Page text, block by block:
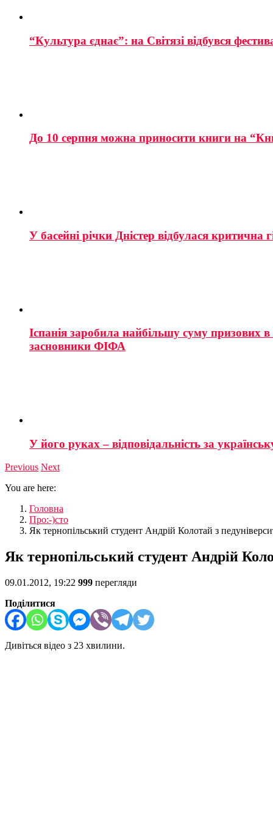
“Культура єднає”: на Світязі відбувся
До 10 серпня можна приносити книги на
У басейні річки Дністер відбулася критична
Іспанія заробила найбільшу суму призових
засновники ФІФА
У його руках – відповідальність за
Previous Next
You are here:
Головна
Про:-)сто
Як тернопільський студент Андрій Колотай з
Як тернопільський студент Андрій
09.01.2012, 19:22 999 перегляди
Поділитися
Дивіться відео з 23 хвилини.